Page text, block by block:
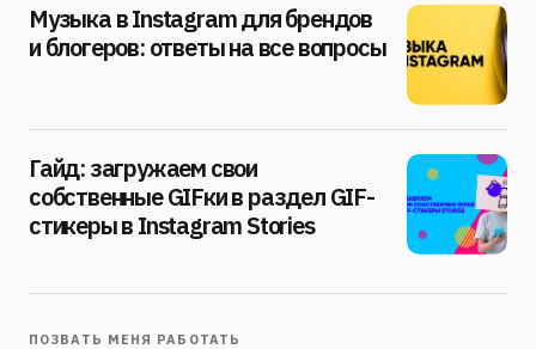
Музыка в Instagram для брендов
и блогеров: ответы на все вопросы
Гайд: загружаем свои
собственные GIFки в раздел GIF-
стикеры в Instagram Stories
ПОЗВАТЬ МЕНЯ РАБОТАТЬ